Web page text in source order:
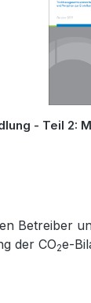
Betreiber
der CO2e-